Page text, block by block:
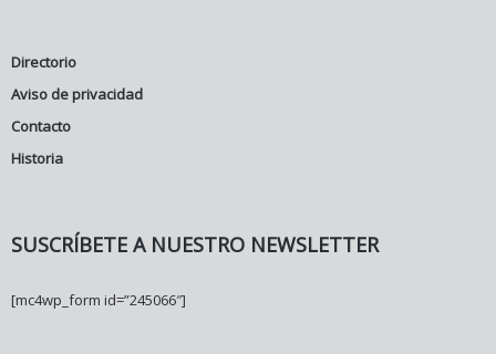
Directorio
Aviso de privacidad
Contacto
Historia
SUSCRÍBETE A NUESTRO NEWSLETTER
[mc4wp_form id=”245066″]